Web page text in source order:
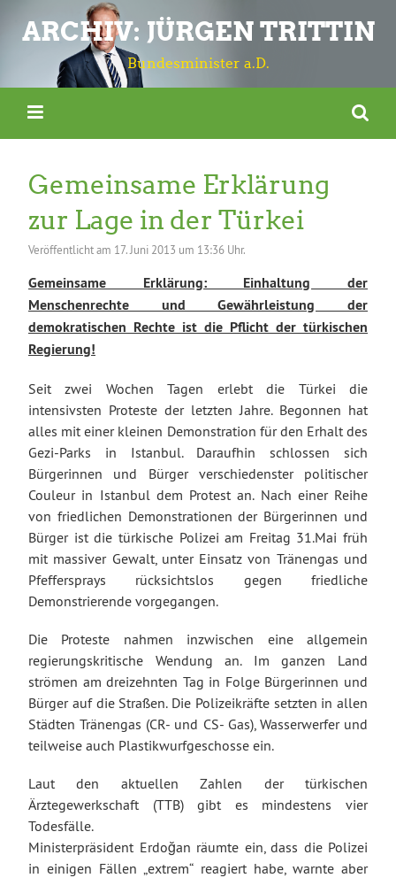
ARCHIV: JÜRGEN TRITTIN
Bundesminister a.D.
Gemeinsame Erklärung
zur Lage in der Türkei
Veröffentlicht am 17. Juni 2013 um 13:36 Uhr.
Gemeinsame Erklärung: Einhaltung der
Menschenrechte und Gewährleistung der
demokratischen Rechte ist die Pflicht der türkischen
Regierung!
Seit zwei Wochen Tagen erlebt die Türkei die
intensivsten Proteste der letzten Jahre. Begonnen hat
alles mit einer kleinen Demonstration für den Erhalt des
Gezi-Parks in Istanbul. Daraufhin schlossen sich
Bürgerinnen und Bürger verschiedenster politischer
Couleur in Istanbul dem Protest an. Nach einer Reihe
von friedlichen Demonstrationen der Bürgerinnen und
Bürger ist die türkische Polizei am Freitag 31.Mai früh
mit massiver Gewalt, unter Einsatz von Tränengas und
Pfeffersprays rücksichtslos gegen friedliche
Demonstrierende vorgegangen.
Die Proteste nahmen inzwischen eine allgemein
regierungskritische Wendung an. Im ganzen Land
strömen am dreizehnten Tag in Folge Bürgerinnen und
Bürger auf die Straßen. Die Polizeikräfte setzten in allen
Städten Tränengas (CR- und CS- Gas), Wasserwerfer und
teilweise auch Plastikwurfgeschosse ein.
Laut den aktuellen Zahlen der türkischen
Ärztegewerkschaft (TTB) gibt es mindestens vier
Todesfälle.
Ministerpräsident Erdoğan räumte ein, dass die Polizei
in einigen Fällen „extrem“ reagiert habe, warnte aber